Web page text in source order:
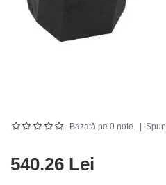
Bazată pe 0 note.
540.26 Lei